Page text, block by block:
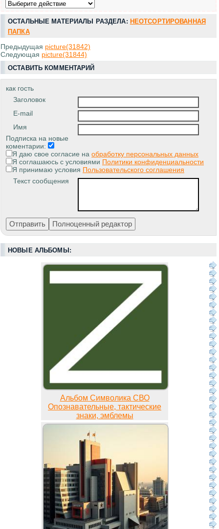
ОСТАЛЬНЫЕ МАТЕРИАЛЫ РАЗДЕЛА: НЕОТСОРТИРОВАННАЯ
ПАПКА
Предыдущая picture(31842)
Следующая picture(31844)
ОСТАВИТЬ КОММЕНТАРИЙ
как гость
Заголовок
E-mail
Имя
Подписка на новые
коментарии:
Я даю свое согласие на обработку персональных данных
Я соглашаюсь с условиями Политики конфиденциальности
Я принимаю условия Пользовательского соглашения
Текст сообщения
НОВЫЕ АЛЬБОМЫ:
Альбом Символика СВО
Опознавательные, тактические
знаки, эмблемы